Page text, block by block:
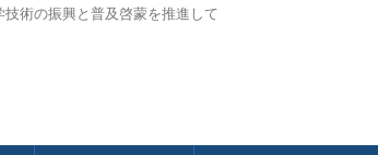
術の振興と普及啓蒙を推進して